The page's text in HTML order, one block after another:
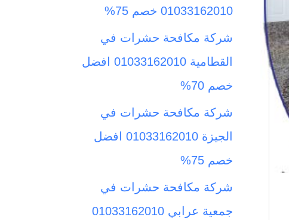
ن
01033162010 خصم 75%
شركة مكافحة حشرات في
القطامية 01033162010 افضل
خصم 70%
شركة مكافحة حشرات في
الجيزة 01033162010 افضل
خصم 75%
شركة مكافحة حشرات في
جمعية عرابي 01033162010